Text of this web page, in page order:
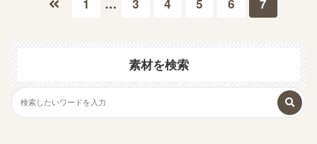
1 … 3 4 5 6 7
素材を検索